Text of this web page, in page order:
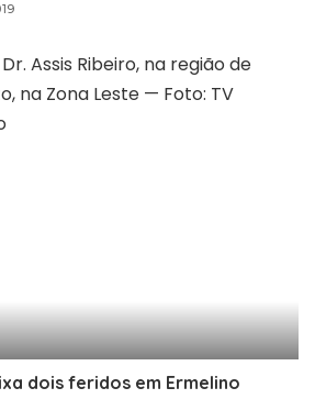
dois feridos em Ermelino